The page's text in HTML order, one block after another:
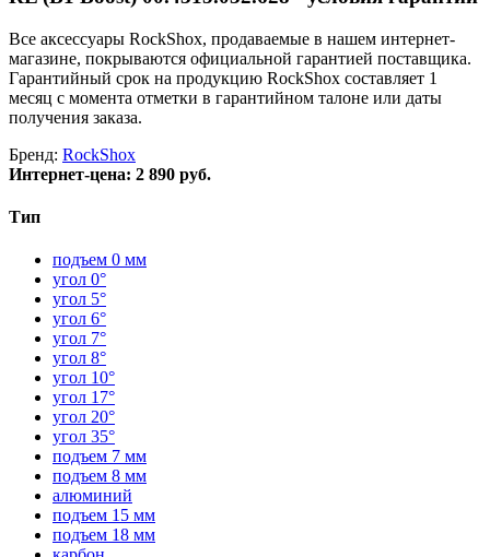
Все аксессуары RockShox, продаваемые в нашем интернет-
магазине, покрываются официальной гарантией поставщика.
Гарантийный срок на продукцию RockShox составляет 1
месяц с момента отметки в гарантийном талоне или даты
получения заказа.
Бренд: RockShox
Интернет-цена: 2 890 руб.
Тип
подъем 0 мм
угол 0°
угол 5°
угол 6°
угол 7°
угол 8°
угол 10°
угол 17°
угол 20°
угол 35°
подъем 7 мм
подъем 8 мм
алюминий
подъем 15 мм
подъем 18 мм